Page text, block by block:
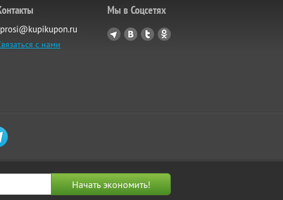
с нами
Мы в Соцсетях